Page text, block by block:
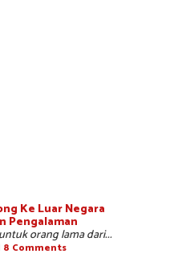
Ke Luar Negara
Pengalaman
orang lama dari...
8 Comments